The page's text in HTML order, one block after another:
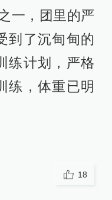
一，团里的严
到了沉甸甸的
练计划，严格
练，体重已明
18